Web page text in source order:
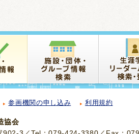
参画機関の申し込み 利用規約
協会